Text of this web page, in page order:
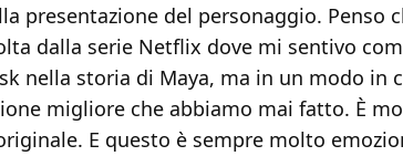
presentazione del personaggio. Penso
dalla serie Netflix dove mi sentivo
nella storia di Maya, ma in un modo in
migliore che abbiamo mai fatto. È
E questo è sempre molto